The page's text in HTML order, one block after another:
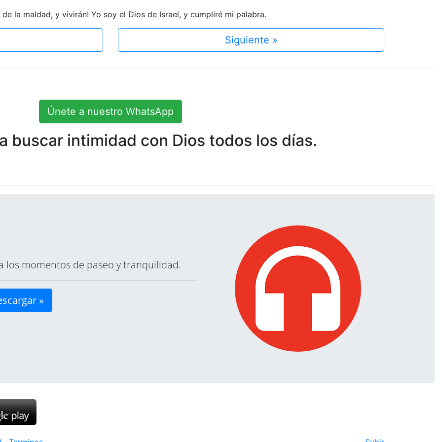
de la maldad, y vivirán! Yo soy el Dios de Israel, y cumpliré mi palabra.
Siguiente »
Únete a nuestro WhatsApp
buscar intimidad con Dios todos los días.
los momentos de paseo y tranquilidad.
»